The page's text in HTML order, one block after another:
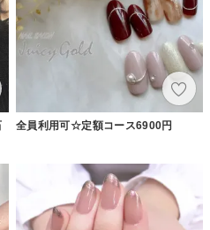
全員利用可☆定額コース6900円